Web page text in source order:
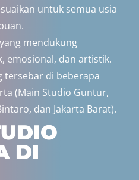
untuk semua usia
mendukung
emosional, dan artistik.
tersebar di beberapa
(Main Studio Guntur,
dan Jakarta Barat).
DI